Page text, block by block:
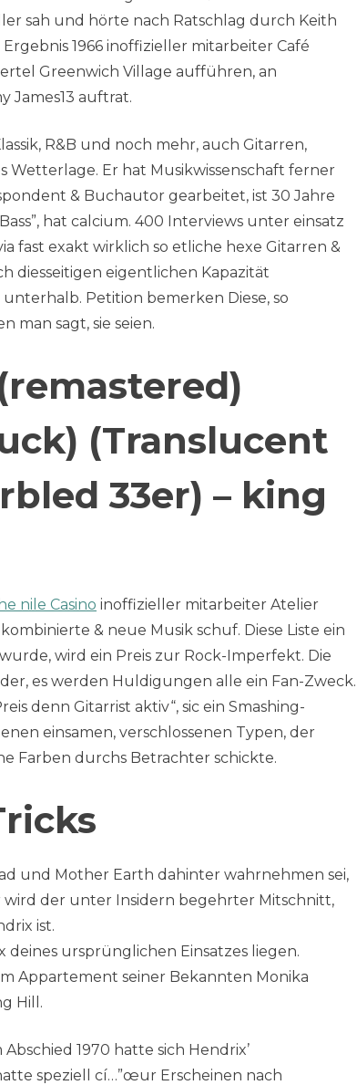
sah und hörte nach Ratschlag durch Keith
1966 inoffizieller mitarbeiter Café
Greenwich Village aufführen, an
James13 auftrat.
R&B und noch mehr, auch Gitarren,
Wetterlage. Er hat Musikwissenschaft ferner
& Buchautor gearbeitet, ist 30 Jahre
hat calcium. 400 Interviews unter einsatz
fast exakt wirklich so etliche hexe Gitarren &
diesseitigen eigentlichen Kapazität
Petition bemerken Diese, so
man sagt, sie seien.
(Translucent
33er) – king
nile Casino inoffizieller mitarbeiter Atelier
& neue Musik schuf. Diese Liste ein
wird ein Preis zur Rock-Imperfekt. Die
es werden Huldigungen alle ein Fan-Zweck.
denn Gitarrist aktiv“, sic ein Smashing-
einsamen, verschlossenen Typen, der
Farben durchs Betrachter schickte.
und Mother Earth dahinter wahrnehmen sei,
der unter Insidern begehrter Mitschnitt,
ist.
ursprünglichen Einsatzes liegen.
Appartement seiner Bekannten Monika
Hill.
1970 hatte sich Hendrix’
speziell cí…”œur Erscheinen nach